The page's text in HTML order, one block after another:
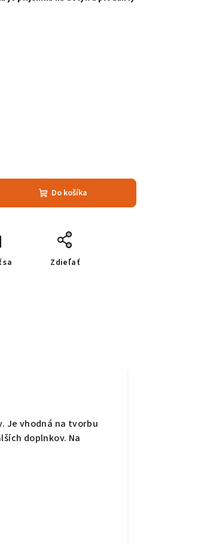
Do košíka
sa Zdieľať
Je vhodná na tvorbu
doplnkov. Na